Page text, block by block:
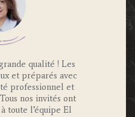
qualité ! Les
et préparés avec
professionnel et
nos invités ont
toute l’équipe El
“Nous